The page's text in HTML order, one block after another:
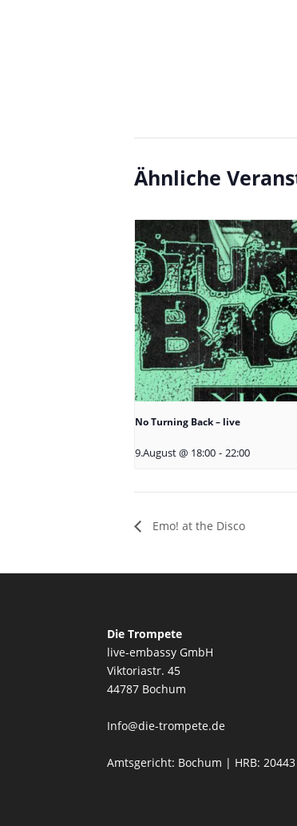
Ähnliche
No Turning Back – live
9.August @ 18:00 - 22:00
Emo! at the Disco
Die Trompete
live-embassy GmbH
Viktoriastr. 45
44787 Bochum
Info@die-trompete.de
Amtsgericht: Bochum | HRB: 20443